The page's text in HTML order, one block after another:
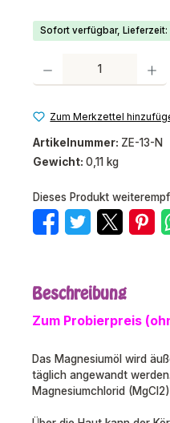
Sofort verfügbar, Lieferzeit:
Produkt Anzahl: Gib den
Zum Merkzettel
Artikelnummer: ZE-13-N
Gewicht: 0,11 kg
Dieses Produkt
Beschreibung
Zum Probierpreis
Das Magnesiumöl wird
täglich angewandt
Magnesiumchlorid